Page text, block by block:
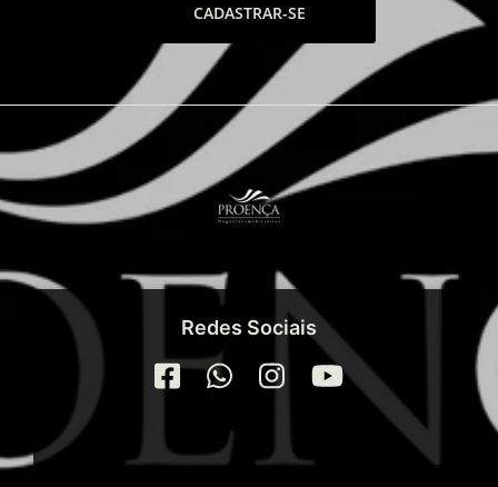
CADASTRAR-SE
Redes Sociais